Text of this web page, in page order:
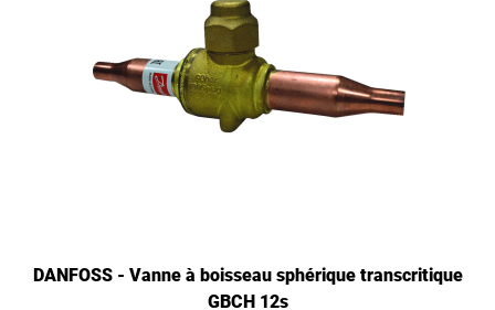
DANFOSS - Vanne à boisseau sphérique transcritique
GBCH 12s